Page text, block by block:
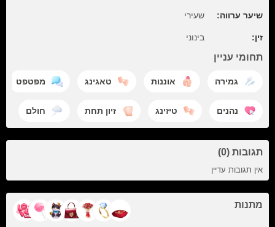
שיער ערווה: שעירי
זין: בינוני
תחומי עניין
גמירה אוננות טאגינג מפטפט
נהנים טיזינג זיון תחת חולם
תגובות (0)
אין תגובות עדיין
מתנות